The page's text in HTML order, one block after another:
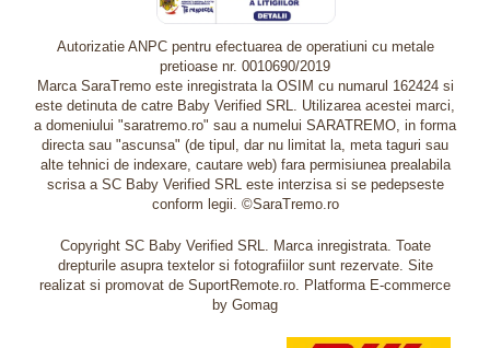
Autorizatie ANPC pentru efectuarea de operatiuni cu metale
pretioase nr. 0010690/2019
Marca SaraTremo este inregistrata la OSIM cu numarul 162424 si
este detinuta de catre Baby Verified SRL. Utilizarea acestei marci,
a domeniului "saratremo.ro" sau a numelui SARATREMO, in forma
directa sau "ascunsa" (de tipul, dar nu limitat la, meta taguri sau
alte tehnici de indexare, cautare web) fara permisiunea prealabila
scrisa a SC Baby Verified SRL este interzisa si se pedepseste
conform legii. ©SaraTremo.ro
Copyright SC Baby Verified SRL. Marca inregistrata. Toate
drepturile asupra textelor si fotografiilor sunt rezervate. Site
realizat si promovat de SuportRemote.ro. Platforma E-commerce
by Gomag